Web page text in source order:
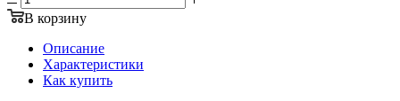
В корзину
Описание
Характеристики
Как купить